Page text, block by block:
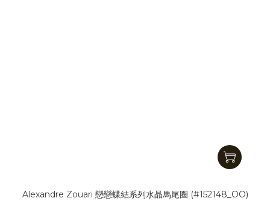
Alexandre Zouari 戀戀蝶結系列水晶馬尾圈 (#152148_OO)